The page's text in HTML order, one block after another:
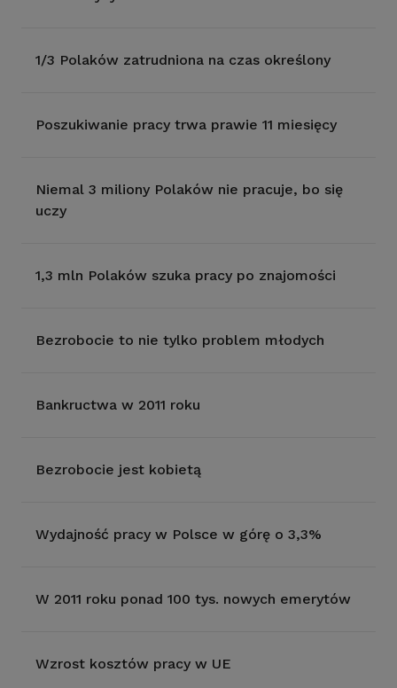
1/3 Polaków zatrudniona na czas określony
Poszukiwanie pracy trwa prawie 11 miesięcy
Niemal 3 miliony Polaków nie pracuje, bo się
uczy
1,3 mln Polaków szuka pracy po znajomości
Bezrobocie to nie tylko problem młodych
Bankructwa w 2011 roku
Bezrobocie jest kobietą
Wydajność pracy w Polsce w górę o 3,3%
W 2011 roku ponad 100 tys. nowych emerytów
Wzrost kosztów pracy w UE